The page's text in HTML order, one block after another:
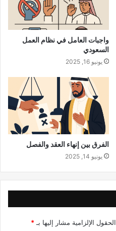
واجبات العامل في نظام العمل
السعودي
يونيو 16, 2025
الفرق بين إنهاء العقد والفصل
يونيو 14, 2025
الحقول الإلزامية مشار إليها بـ *